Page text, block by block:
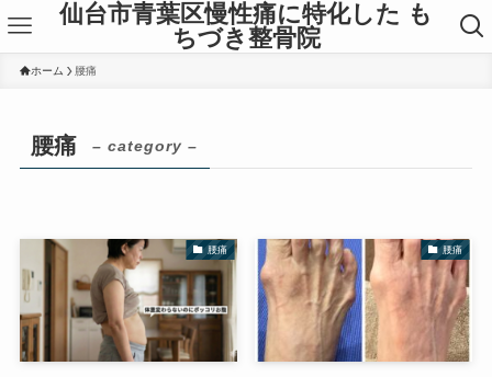
仙台市青葉区慢性痛に特化した も
ちづき整骨院
ホーム 腰痛
腰痛 – category –
腰痛 腰痛